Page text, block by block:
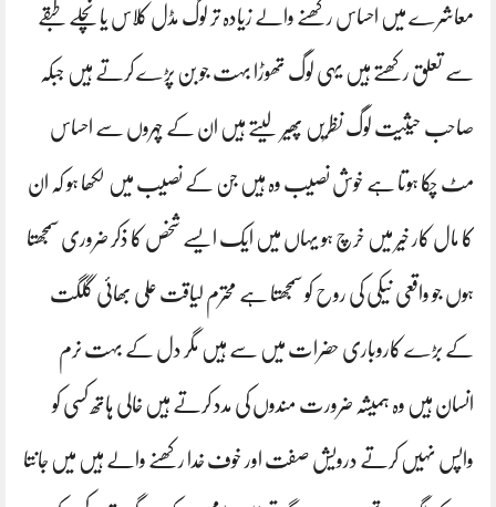
معاشرے میں احساس رکھنے والے زیادہ تر لوگ مڈل کلاس یا نچلے طبقے
سے تعلق رکھتے ہیں یہی لوگ تھوڑا بہت جو بن پڑے کرتے ہیں جبکہ
صاحب حیثیت لوگ نظریں پھیر لیتے ہیں ان کے چہروں سے احساس
مٹ چکا ہوتا ہے خوش نصیب وہ ہیں جن کے نصیب میں لکھا ہو کہ ان
کا مال کار خیر میں خرچ ہو یہاں میں ایک ایسے شخص کا ذکر ضروری سمجھتا
ہوں جو واقعی نیکی کی روح کو سمجھتا ہے محترم لیاقت علی بھائی گلگت
کے بڑے کاروباری حضرات میں سے ہیں مگر دل کے بہت نرم
انسان ہیں وہ ہمیشہ ضرورت مندوں کی مدد کرتے ہیں خالی ہاتھ کسی کو
واپس نہیں کرتے درویش صفت اور خوف خدا رکھنے والے ہیں میں جانتا